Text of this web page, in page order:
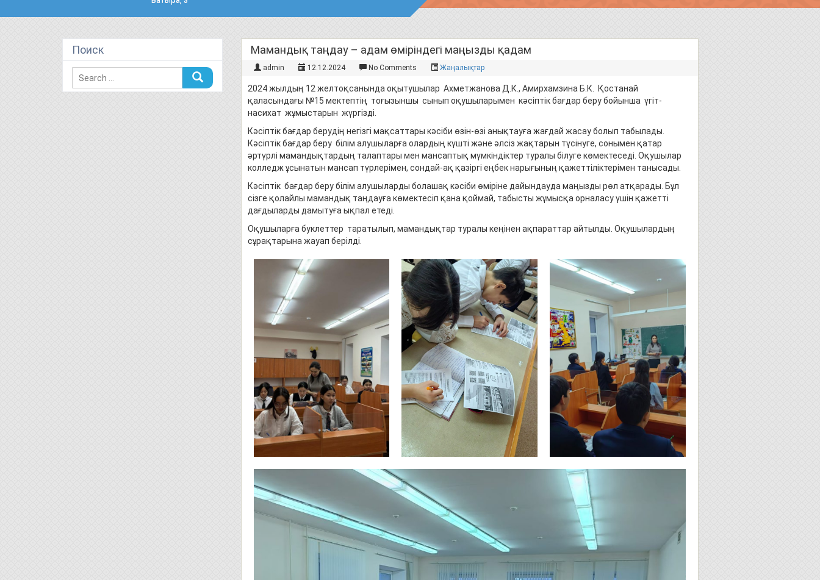
Мамандық таңдау – адам өміріндегі маңызды қадам
admin 12.12.2024 No Comments Жаңалықтар
2024 жылдың 12 желтоқсанында оқытушылар Ахметжанова Д.К., Амирхамзина Б.К. Қостанай
қаласындағы №15 мектептің тоғызыншы сынып оқушыларымен кәсіптік бағдар беру бойынша үгіт-
насихат жұмыстарын жүргізді.
Кәсіптік бағдар берудің негізгі мақсаттары кәсіби өзін-өзі анықтауға жағдай жасау болып табылады.
Кәсіптік бағдар беру білім алушыларға олардың күшті және әлсіз жақтарын түсінуге, сонымен қатар
әртүрлі мамандықтардың талаптары мен мансаптық мүмкіндіктер туралы білуге ​​көмектеседі. Оқушылар
колледж ұсынатын мансап түрлерімен, сондай-ақ қазіргі еңбек нарығының қажеттіліктерімен танысады.
Кәсіптік бағдар беру білім алушыларды болашақ кәсіби өміріне дайындауда маңызды рөл атқарады. Бұл
сізге қолайлы мамандық таңдауға көмектесіп қана қоймай, табысты жұмысқа орналасу үшін қажетті
дағдыларды дамытуға ықпал етеді.
Оқушыларға буклеттер таратылып, мамандықтар туралы кеңінен ақпараттар айтылды. Оқушылардың
сұрақтарына жауап берілді.
Поиск